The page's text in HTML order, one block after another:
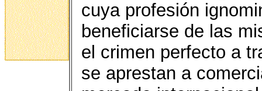
cuya profesión
beneficiarse de las
el crimen perfecto a
se aprestan a